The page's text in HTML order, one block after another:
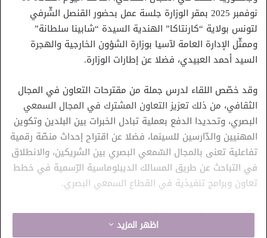
نوفمبر 2025 بمقر الوزارة جلسة عمل بحضور القنصل الشّرفي
لتونس بولاية “كارنتاكا” الهندية السيدة “شابينا سلطانة”
وممثّل الإدارة العامة لآسيا بوزارة الشؤون الخارجية والهجرة
السيد أحمد العبيدي، فضلا عن إطارات الوزارة.
وقد خصّص اللقاء لدرس جملة من مقترحات التعاون في المجال
الثقافي، من ذلك تعزيز التعاون المشترك في المجال السمعي
البصري، وتحديدا الدفع بعملية تبادل الخبرات بين البلدين وتكوين
المهنيين والدّارسين للسينما، فضلا عن اقتراح إحداث منصّة رقمية
تفاعلية تعنى بالمجال السّمعي البصري بين الشريكين، والانطلاق
في التباحث عن طريق المسالك الديبلوماسية الرّسمية في خطط
تعاون وبرامج تنفيذية في القطاع السمعي البصري.
وتناولت الجلسة مشروع إنشاء مركز ثقافي تونسيّ بجنوب الهند،
والتي تعمل الجهات المعنية على البدء في تفعيله في أقرب
اظهر المزيد